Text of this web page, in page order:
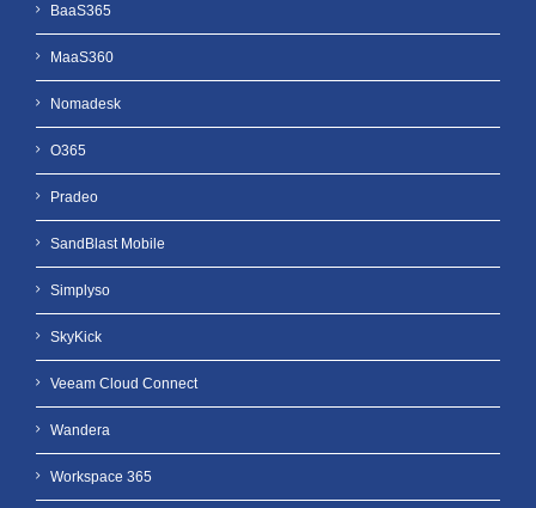
BaaS365
MaaS360
Nomadesk
O365
Pradeo
SandBlast Mobile
Simplyso
SkyKick
Veeam Cloud Connect
Wandera
Workspace 365